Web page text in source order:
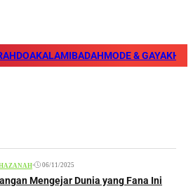
DOAKALAMIBADAHMODE & GAYA
• 06/11/2025
Mengejar Dunia yang Fana Ini